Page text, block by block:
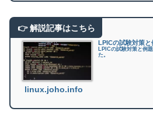
LPICの試験対策と
LPICの試験対策と例
た。
linux.joho.info